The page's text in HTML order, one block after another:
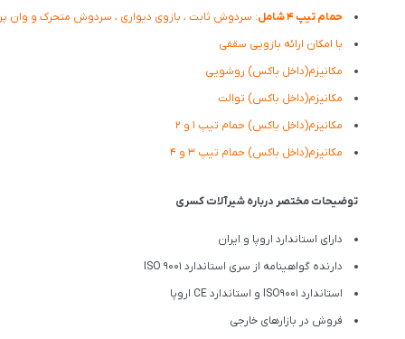
حمام تیپ ۴ شامل
: سردوش ثابت ، بازوی دیواری ، سردوش متحرک و وان
با امکان ارائه بازویی سقفی
مکانیزم(داخل باکس) روشویی
مکانیزم(داخل باکس) توالت
مکانیزم(داخل باکس) حمام تیپ ۱ و ۲
مکانیزم(داخل باکس) حمام تیپ ۳ و ۴
توضیحات مختصر درباره شیرآلات کسری
دارای استاندارد اروپا و ایران
دارنده گواهینامه از سری استاندارد ISO 9001
استاندارد ISO9001 و استاندارد CE اروپا
فروش در بازارهای خارجی